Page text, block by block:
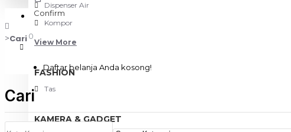
Confirm
0
Daftar belanja Anda kosong!
Dispenser Air
Kompor
View More
FASHION
Tas
KAMERA & GADGET
Cari
Cari